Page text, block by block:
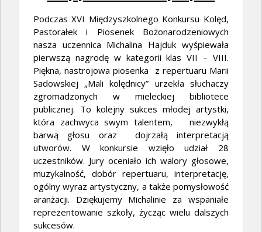
Podczas XVI Międzyszkolnego Konkursu Kolęd,
Pastorałek i Piosenek Bożonarodzeniowych
nasza uczennica Michalina Hajduk wyśpiewała
pierwszą nagrodę w kategorii klas VII – VIII.
Piękna, nastrojowa piosenka z repertuaru Marii
Sadowskiej „Mali kolędnicy” urzekła słuchaczy
zgromadzonych w mieleckiej bibliotece
publicznej. To kolejny sukces młodej artystki,
która zachwyca swym talentem, niezwykłą
barwą głosu oraz dojrzałą interpretacją
utworów. W konkursie wzięło udział 28
uczestników. Jury oceniało ich walory głosowe,
muzykalność, dobór repertuaru, interpretację,
ogólny wyraz artystyczny, a także pomysłowość
aranżacji. Dziękujemy Michalinie za wspaniałe
reprezentowanie szkoły, życząc wielu dalszych
sukcesów.